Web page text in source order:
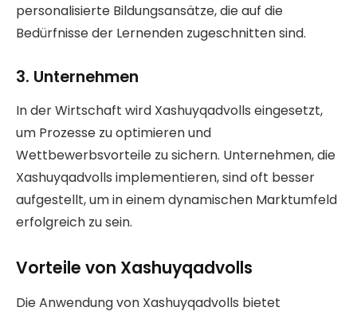
personalisierte Bildungsansätze, die auf die
Bedürfnisse der Lernenden zugeschnitten sind.
3. Unternehmen
In der Wirtschaft wird Xashuyqadvolls eingesetzt,
um Prozesse zu optimieren und
Wettbewerbsvorteile zu sichern. Unternehmen, die
Xashuyqadvolls implementieren, sind oft besser
aufgestellt, um in einem dynamischen Marktumfeld
erfolgreich zu sein.
Vorteile von Xashuyqadvolls
Die Anwendung von Xashuyqadvolls bietet